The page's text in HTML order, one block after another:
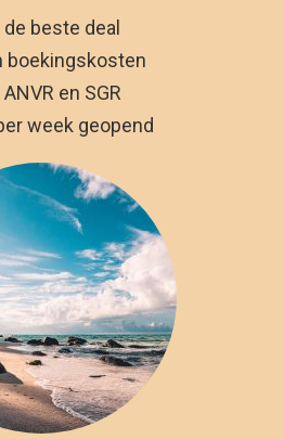
beste deal
boekingskosten
en SGR
week geopend